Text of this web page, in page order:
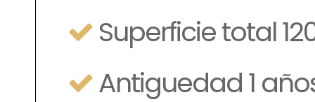
Superficie total
Antiguedad 1